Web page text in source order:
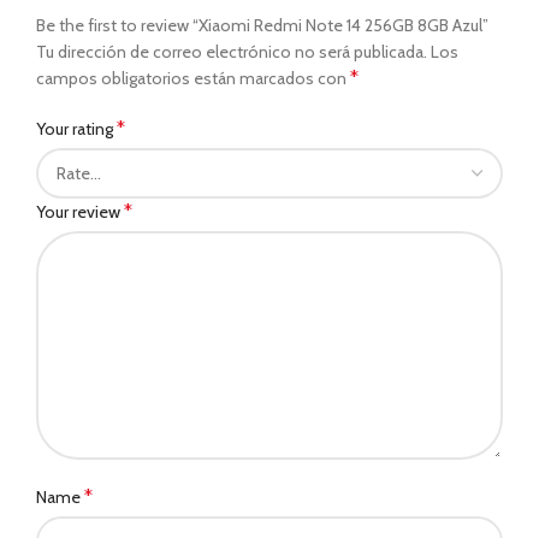
Be the first to review “Xiaomi Redmi Note 14 256GB 8GB Azul”
Tu dirección de correo electrónico no será publicada. Los
campos obligatorios están marcados con *
Your rating*
Your review*
Name*